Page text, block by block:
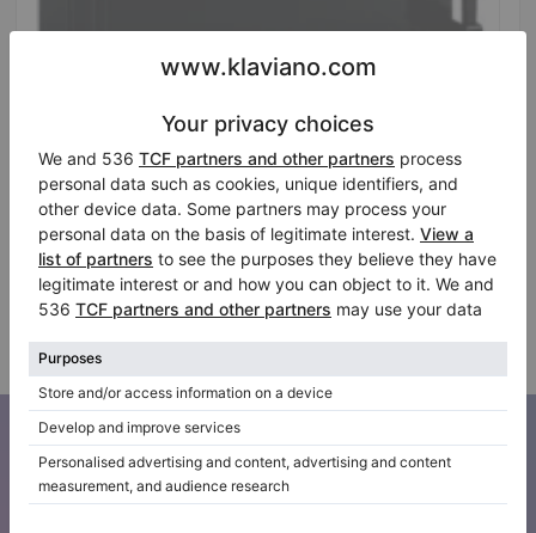
Precio de venta:
$20,365.52
Hot
Nuevo, Yamaha, YUS5 SH
Altura:51″
País:Reino Unido
Ciudad:Swansea
Empresa/Vendedor
vertificado
Suscríbase a nuestro boletín de
noticias
Manténgase al día con todas las noticias de Klaviano